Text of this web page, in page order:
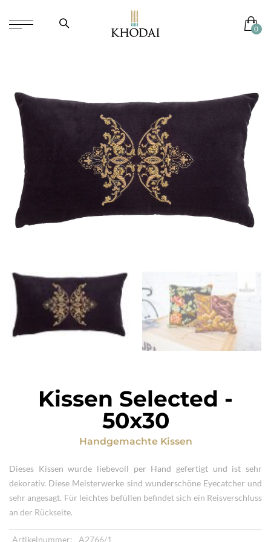
Kissen Selected -
50x30
Handgemachte Kissen
Dieses Kissen wurde liebevoll per Hand gefertigt und ist sehr
dekorativ. Diese Meisterwerke sind wunderschöne Eyecatcher und
sehr angesagt. Für leichtes befüllen befindet sich ein Reisverschluss
an der Rückseite.
Artikelnummer:
A2766/1